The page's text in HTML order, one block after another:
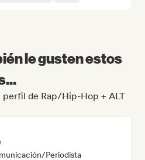
le gusten estos
perfil de Rap/Hip-Hop + ALT
Periodista